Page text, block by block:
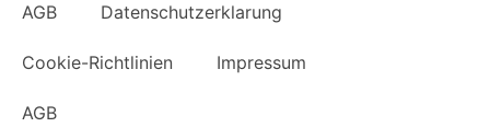
AGB Datenschutzerklarung
Cookie-Richtlinien Impressum
AGB